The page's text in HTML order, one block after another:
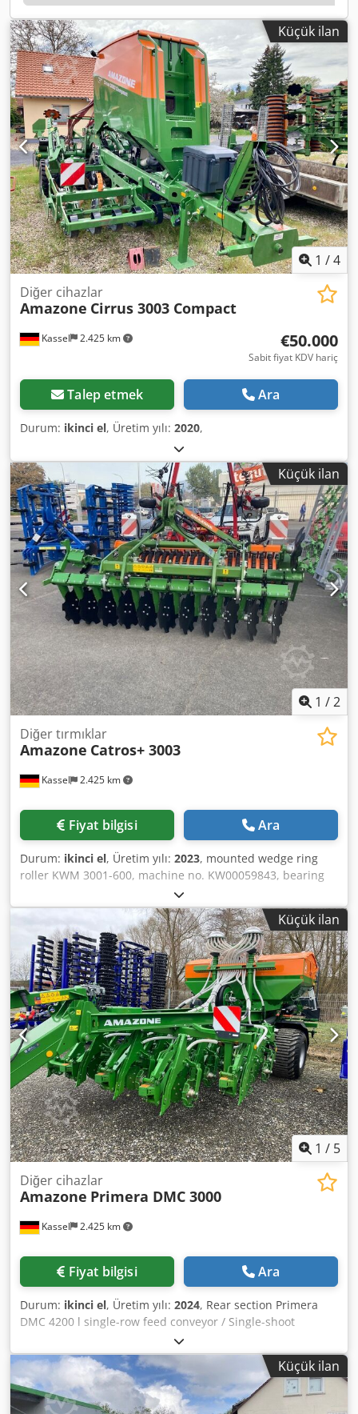
Küçük ilan
1 /4
Kassel 2.425 km
Diğer cihazlar
Amazone Cirrus 3003 Compact
€50.000
Sabit fiyat KDV hariç
Talep etmek Ara
Durum: ikinci el, Üretim yılı: 2020,
Küçük ilan
1 /2
Kassel 2.425 km
Diğer tırmıklar
Amazone Catros+ 3003
Fiyat bilgisi Ara
Durum: ikinci el, Üretim yılı: 2023, mounted wedge ring
roller KWM 3001-600, machine no. KW00059843, bearing
kit for / roller - attachment compact disc harrow - disc
carrier field for Catros, hydraulic / working depth
adjustment, LED road lighting for rigid machines / disc
Djdpfsr Ty N Eox Agyowa
Küçük ilan
1 / 5
Kassel 2.425 km
Diğer cihazlar
Amazone Primera DMC 3000
Fiyat bilgisi Ara
Durum: ikinci el, Üretim yılı: 2024, Rear section Primera
DMC 4200 l single-row feed conveyor / Single-shoot
distributor heads for 16 rows. Extended loading platform
for rear section. Drawbar with folding support leg / Lower
link attachment Cat. 3. Braked axle with parking brake /
Dual-line compressed air braking system. Djdjuhnwvepfx
Agyewa
Küçük ilan